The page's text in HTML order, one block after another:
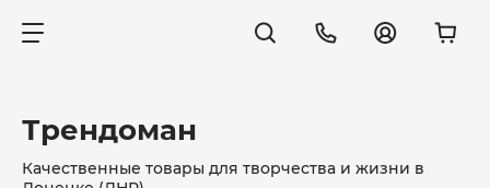
Трендоман
Качественные товары для творчества и жизни в